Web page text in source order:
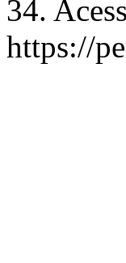
34.
https://